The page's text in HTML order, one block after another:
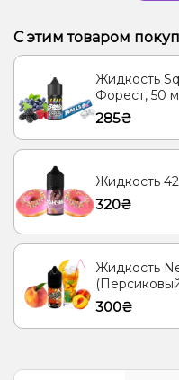
Алоэ, Лимонад, Мохито,
Лимон, Малина, Черника/
Гуава, Кактус, Киви
С этим товаром
Жидкость
Форест, 50
285₴
Жидкость
320₴
Жидкость
300₴